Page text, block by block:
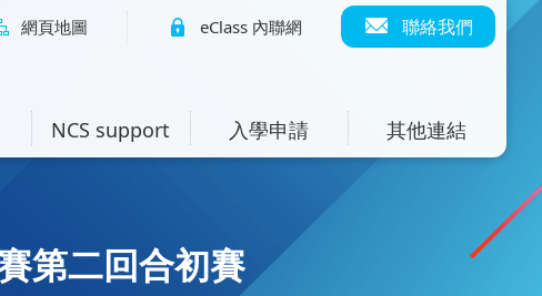
聯絡我們
網頁地圖 eClass 內聯網
NCS support 入學申請 其他連結
第二回合初賽